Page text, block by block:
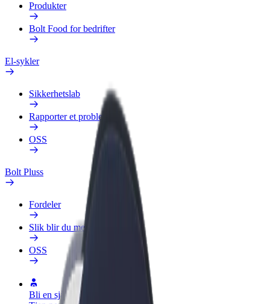
Produkter
Bolt Food for bedrifter
El-sykler
Sikkerhetslab
Rapporter et problem
OSS
Bolt Pluss
Fordeler
Slik blir du med
OSS
Bli en sjåfør